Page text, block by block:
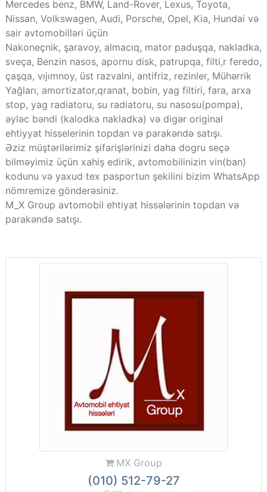
Mercedes benz, BMW, Land-Rover, Lexus, Toyota,
Nissan, Volkswagen, Audi, Porsche, Opel, Kia, Hundai və
sair avtomobilləri üçün
Nakoneçnik, şaravoy, almacıq, mator paduşqa, nakladka,
sveça, Benzin nasos, apornu disk, patrupqa, filti,r feredo,
çaşqa, vıjımnoy, üst razvalni, antifriz, rezinler, Mühərrik
Yağları, amortizator,qranat, bobin, yag filtiri, fara, arxa
stop, yag radiatoru, su radiatoru, su nasosu(pompa),
əyləc bəndi (kalodka nakladka) və digər original
ehtiyyat hisselerinin topdan və parakəndə satışı.
Əziz müştərilərimiz şifarişlərinizi daha dogru seçə
bilməyimiz üçün xahiş edirik, avtomobilinizin vin(ban)
kodunu və yaxud tex pasportun şekilini bizim WhatsApp
nömremize gönderəsiniz.
M_X Group avtomobil ehtiyat hissələrinin topdan və
parakəndə satışı.
MX Group
(010) 512-79-27